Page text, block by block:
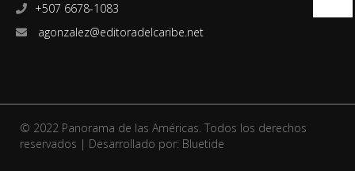
+507 6678-1083
agonzalez@editoradelcaribe.net
© 2022 Panorama de las Américas. Todos los derechos
reservados | Desarrollado por: Bluetide